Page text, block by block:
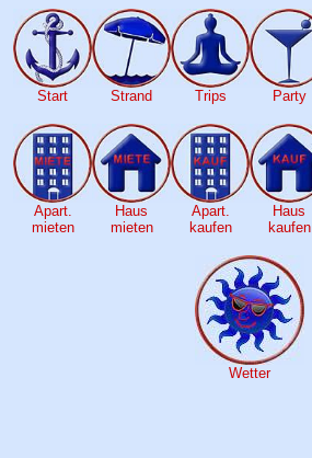
Start Strand Trips Party
Apart.
mieten
Haus
mieten
Apart.
kaufen
Haus
kaufen
Wetter